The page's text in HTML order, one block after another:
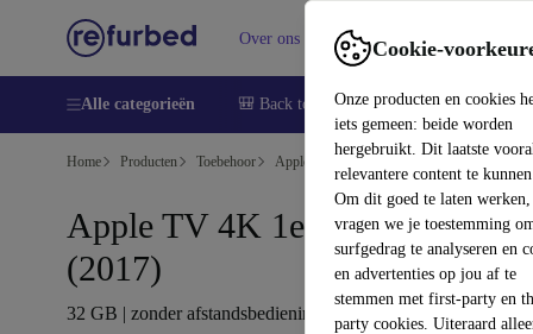
Cookie-
Onze producten en cookies
iets gemeen: beide worden
hergebruikt. Dit laatste
relevantere content te
Om dit goed te laten werken,
vragen we je toestemming
surfgedrag te analyseren en
en advertenties op jou af te
stemmen met first-party en
party cookies. Uiteraard
Over ons Verkopen Support
Alle categorieën 🎒 Back to school Smartphones
Home Producten Toebehoor Apple Accessoires
Apple TV 4K 1e generatie
(2017)
32 GB | zonder afstandsbediening | Zwart